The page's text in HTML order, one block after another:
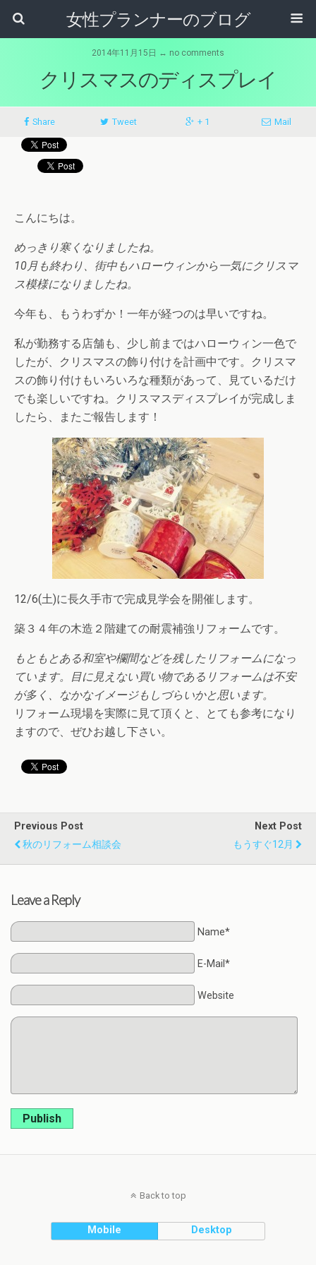
女性プランナーのブログ
2014年11月15日 ↔ no comments
クリスマスのディスプレイ
Share Tweet + 1 Mail
こんにちは。
めっきり寒くなりましたね。
10月も終わり、街中もハローウィンから一気にクリスマ
ス模様になりましたね。
今年も、もうわずか！一年が経つのは早いですね。
私が勤務する店舗も、少し前まではハローウィン一色で
したが、クリスマスの飾り付けを計画中です。クリスマ
スの飾り付けもいろいろな種類があって、見ているだけ
でも楽しいですね。クリスマスディスプレイが完成しま
したら、またご報告します！
12/6(土)に長久手市で完成見学会を開催します。
築３４年の木造２階建ての耐震補強リフォームです。
もともとある和室や欄間などを残したリフォームになっ
ています。目に見えない買い物であるリフォームは不安
が多く、なかなイメージもしづらいかと思います。
リフォーム現場を実際に見て頂くと、とても参考になり
ますので、ぜひお越し下さい。
Previous Post
秋のリフォーム相談会
Next Post
もうすぐ12月
Leave a Reply
Name*
E-Mail*
Website
Publish
Back to top
Mobile Desktop